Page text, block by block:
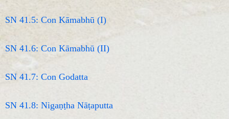
SN 41.5: Con Kāmabhū (I)
SN 41.6: Con Kāmabhū (II)
SN 41.7: Con Godatta
SN 41.8: Nigaṇṭha Nāṭaputta